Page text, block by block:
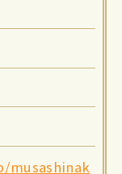
musashinak